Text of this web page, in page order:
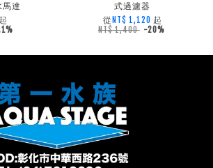
馬達
起
式過濾器
從 NT$ 1,120 起
NT$ 1,400 -20%